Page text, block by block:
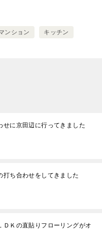
ンション キッチン
せに京田辺に行ってきました
打ち合わせをしてきました
ＤＫの直貼りフローリングがオ